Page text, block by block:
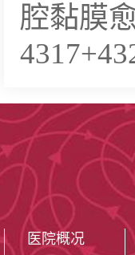
腔黏膜
医院概况